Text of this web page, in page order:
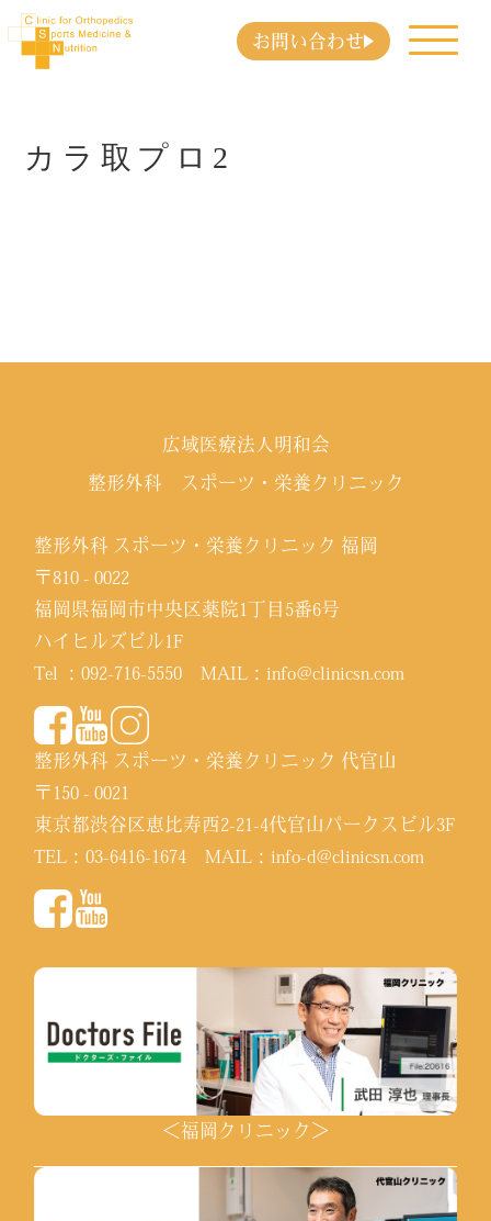
お問い合わせ
カラ取プロ2
広域医療法人明和会
整形外科 スポーツ・栄養クリニック
整形外科 スポーツ・栄養クリニック 福岡
〒810 - 0022
福岡県福岡市中央区薬院1丁目5番6号
ハイヒルズビル1F
Tel ：092-716-5550 MAIL：info@clinicsn.com
整形外科 スポーツ・栄養クリニック 代官山
〒150 - 0021
東京都渋谷区恵比寿西2-21-4代官山パークスビル3F
TEL：03-6416-1674 MAIL：info-d@clinicsn.com
＜福岡クリニック＞